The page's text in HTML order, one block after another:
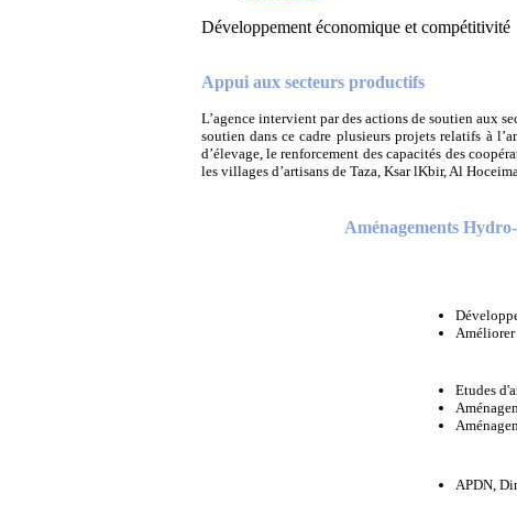
Développement économique et compétitivité
Appui aux secteurs productifs
L’agence intervient par des actions de soutien aux
soutien dans ce cadre plusieurs projets relatifs à
d’élevage, le renforcement des capacités des
les villages d’artisans de Taza, Ksar lKbir, Al
Aménagements
Etudes
APDN,